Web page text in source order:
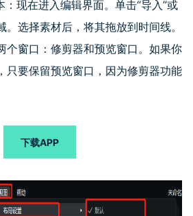
：现在进入编辑界面。单击“导入”或
选择素材后，将其拖放到时间线。
个窗口：修剪器和预览窗口。如果你
只要保留预览窗口，因为修剪器功能
下载APP